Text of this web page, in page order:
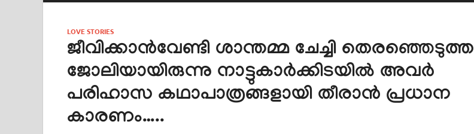
LOVE STORIES
ജീവിക്കാൻവേണ്ടി ശാന്തമ്മ ചേച്ചി തെരഞ്ഞെടുത്ത
ജോലിയായിരുന്നു നാട്ടുകാർക്കിടയിൽ അവർ
പരിഹാസ കഥാപാത്രങ്ങളായി തീരാൻ പ്രധാന
കാരണം…..